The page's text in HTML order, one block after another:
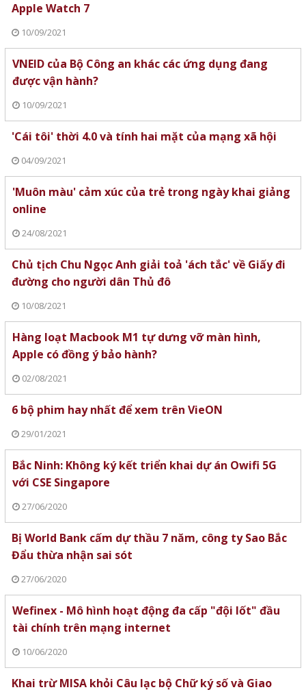
Apple Watch 7
10/09/2021
VNEID của Bộ Công an khác các ứng dụng đang
được vận hành?
10/09/2021
'Cái tôi' thời 4.0 và tính hai mặt của mạng xã hội
04/09/2021
'Muôn màu' cảm xúc của trẻ trong ngày khai giảng
online
24/08/2021
Chủ tịch Chu Ngọc Anh giải toả 'ách tắc' về Giấy đi
đường cho người dân Thủ đô
10/08/2021
Hàng loạt Macbook M1 tự dưng vỡ màn hình,
Apple có đồng ý bảo hành?
02/08/2021
6 bộ phim hay nhất để xem trên VieON
29/01/2021
Bắc Ninh: Không ký kết triển khai dự án Owifi 5G
với CSE Singapore
27/06/2020
Bị World Bank cấm dự thầu 7 năm, công ty Sao Bắc
Đẩu thừa nhận sai sót
27/06/2020
Wefinex - Mô hình hoạt động đa cấp "đội lốt" đầu
tài chính trên mạng internet
10/06/2020
Khai trừ MISA khỏi Câu lạc bộ Chữ ký số và Giao